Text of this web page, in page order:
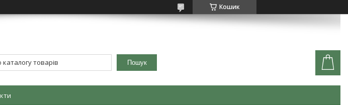
Кошик
Пошук